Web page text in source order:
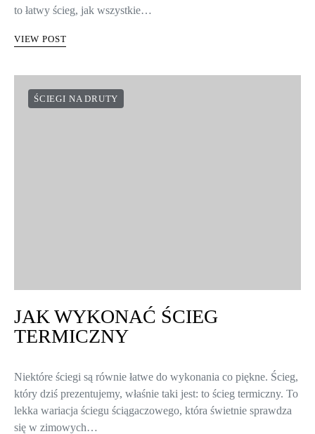
to łatwy ścieg, jak wszystkie…
VIEW POST
ŚCIEGI NA DRUTY
JAK WYKONAĆ ŚCIEG
TERMICZNY
Niektóre ściegi są równie łatwe do wykonania co piękne. Ścieg,
który dziś prezentujemy, właśnie taki jest: to ścieg termiczny. To
lekka wariacja ściegu ściągaczowego, która świetnie sprawdza
się w zimowych…